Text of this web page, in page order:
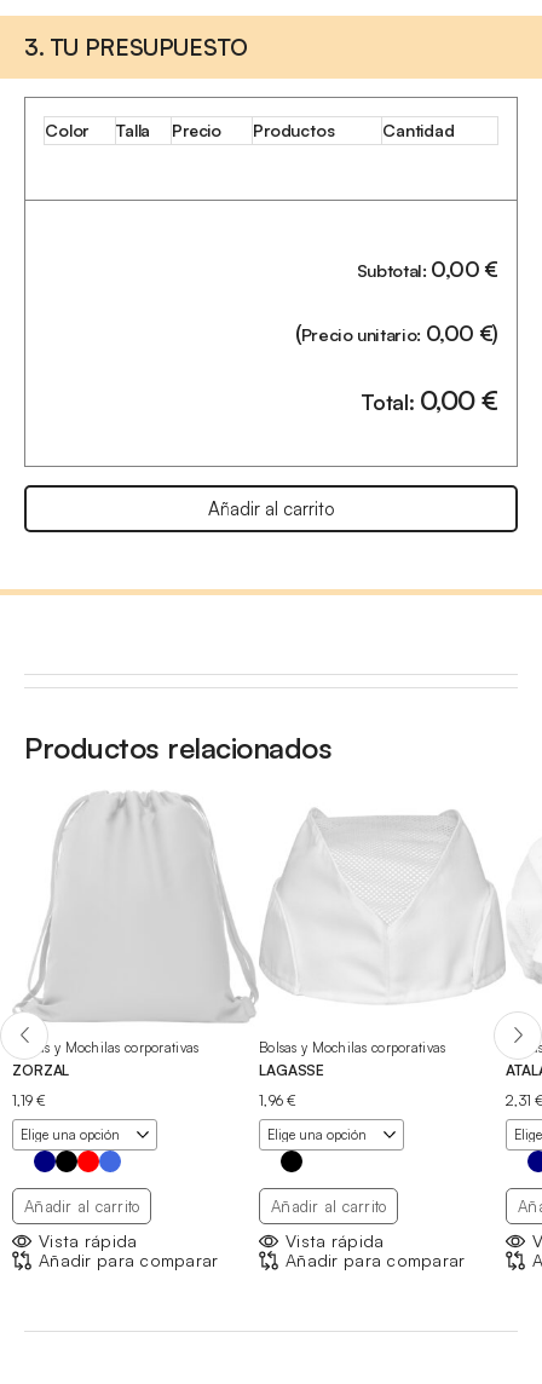
3. TU PRESUPUESTO
Color Talla Precio Productos Cantidad
Subtotal: 0,00€
(Precio unitario: 0,00 €)
Total: 0,00€
Añadir al carrito
Productos relacionados
Bolsas y Mochilas corporativas
ZORZAL
1,19€
Añadir al carrito
Vista rápida
Añadir para comparar
Bolsas y Mochilas corporativas
LAGASSE
1,96€
Añadir al carrito
Vista rápida
Añadir para comparar
2,31